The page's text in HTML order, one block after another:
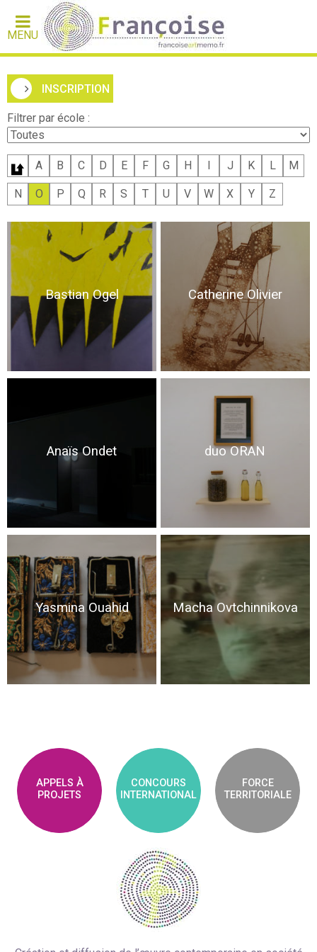
MENU
INSCRIPTION
Filtrer par école :
A B C D E F G H I J K L M
N O P Q R S T U V W X Y Z
Bastian Ogel Catherine Olivier
Anaïs Ondet duo ORAN
Yasmina Ouahid Macha Ovtchinnikova
APPELS À
PROJETS
CONCOURS
INTERNATIONAL
FORCE
TERRITORIALE